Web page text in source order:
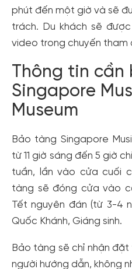
phút đến một giờ và sẽ
trách. Du khách sẽ
video trong chuyến tham
Thông tin cần
Singapore
Museum
Bảo tàng Singapore
từ 11 giờ sáng đến 5 giờ
tuần, lần vào cửa cuối
tàng sẽ đóng cửa vào
Tết nguyên đán (từ 3-4
Quốc Khánh, Giáng sinh.
Bảo tàng sẽ chỉ nhận
người hướng dẫn, không